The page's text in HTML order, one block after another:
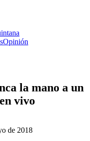
Opinión
la mano a un
vivo
de 2018